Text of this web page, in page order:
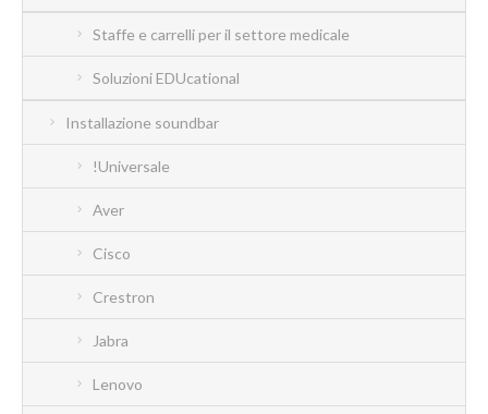
Staffe e carrelli per il settore medicale
Soluzioni EDUcational
Installazione soundbar
!Universale
Aver
Cisco
Crestron
Jabra
Lenovo